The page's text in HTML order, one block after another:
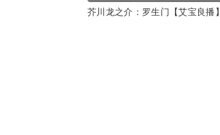
芥川龙之介：罗生门【艾宝良播】